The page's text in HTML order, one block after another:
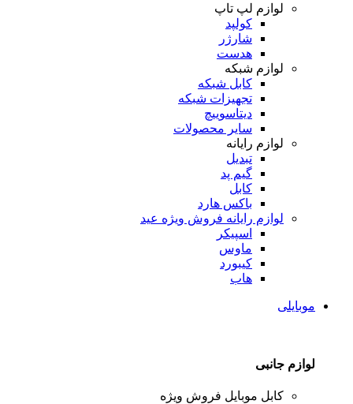
لوازم لپ تاپ
کولپد
شارژر
هدست
لوازم شبکه
کابل شبکه
تجهیزات شبکه
دیتاسوییچ
سایر محصولات
لوازم رایانه
تبدیل
گیم پد
کابل
باکس هارد
لوازم رایانه فروش ویژه عید
اسپیکر
ماوس
کیبورد
هاب
موبایلی
لوازم جانبی
کابل موبایل فروش ویژه